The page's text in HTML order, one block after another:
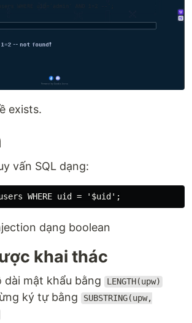
exists.
vấn SQL dạng:
dạng boolean
khai thác
dài mật khẩu bằng LENGTH(upw)
ký tự bằng
SUBSTRING(upw,